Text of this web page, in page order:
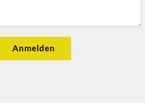
Anmelden